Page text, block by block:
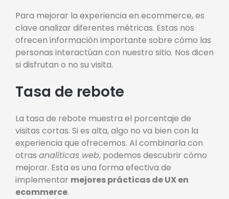
Para mejorar la experiencia en ecommerce, es
clave analizar diferentes métricas. Estas nos
ofrecen información importante sobre cómo las
personas interactúan con nuestro sitio. Nos dicen
si disfrutan o no su visita.
Tasa de rebote
La tasa de rebote muestra el porcentaje de
visitas cortas. Si es alta, algo no va bien con la
experiencia que ofrecemos. Al combinarla con
otras analíticas web, podemos descubrir cómo
mejorar. Esta es una forma efectiva de
implementar mejores prácticas de UX en
ecommerce.